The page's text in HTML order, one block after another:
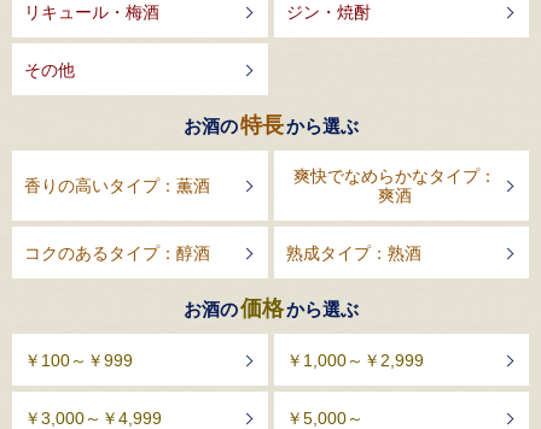
リキュール・梅酒 ジン・焼酎
その他
お酒の特長から選ぶ
香りの高いタイプ：薫酒
爽快でなめらかなタイプ：
爽酒
コクのあるタイプ：醇酒 熟成タイプ：熟酒
お酒の価格から選ぶ
￥100～￥999 ￥1,000～￥2,999
￥3,000～￥4,999 ￥5,000～